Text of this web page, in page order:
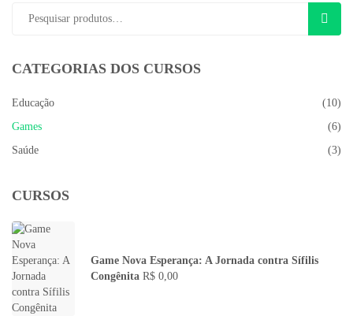
CATEGORIAS DOS CURSOS
Educação
(10)
Games
(6)
Saúde
(3)
CURSOS
Game Nova Esperança: A Jornada contra Sífilis
Congênita R$ 0,00